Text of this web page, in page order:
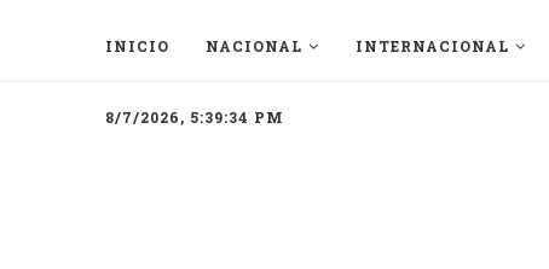
INICIO NACIONAL INTERNACIONAL
8/7/2026, 5:39:34 PM